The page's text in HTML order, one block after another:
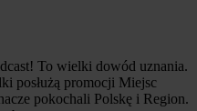
To wielki dowód uznania.
posłużą promocji Miejsc
pokochali Polskę i Region.